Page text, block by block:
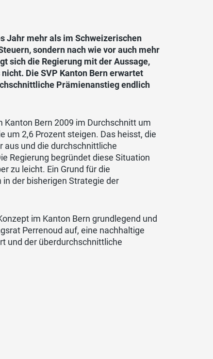
Jahr mehr als im Schweizerischen
sondern nach wie vor auch mehr
sich die Regierung mit der Aussage,
Die SVP Kanton Bern erwartet
Prämienanstieg endlich
Bern 2009 im Durchschnitt um
um 2,6 Prozent steigen. Das heisst, die
aus und die durchschnittliche
Regierung begründet diese Situation
zu leicht. Ein Grund für die
der bisherigen Strategie der
im Kanton Bern grundlegend und
Perrenoud auf, eine nachhaltige
und der überdurchschnittliche